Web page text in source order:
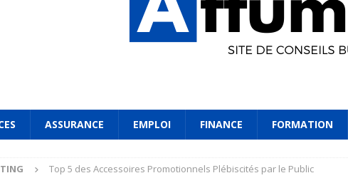
ASSURANCE EMPLOI FINANCE FORMATION
Top 5 des Accessoires Promotionnels Plébiscités par le Public